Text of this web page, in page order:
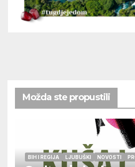
Možda ste propustili
BIH I REGIJA LJUBUŠKI NOVOSTI